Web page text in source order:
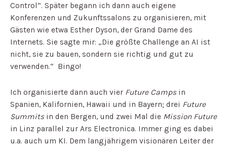
Control“. Später begann ich dann auch eigene
Konferenzen und Zukunftssalons zu organisieren, mit
Gästen wie etwa Esther Dyson, der Grand Dame des
Internets. Sie sagte mir: „Die größte Challenge an AI ist
nicht, sie zu bauen, sondern sie richtig und gut zu
verwenden.“ Bingo!
Ich organisierte dann auch vier Future Campsin
Spanien, Kalifornien, Hawaii und in Bayern; drei Future
Summitsin den Bergen, und zwei Mal die Mission Future
in Linz parallel zur Ars Electronica. Immer ging es dabei
u.a. auch um KI. Dem langjährigem visionären Leiter der